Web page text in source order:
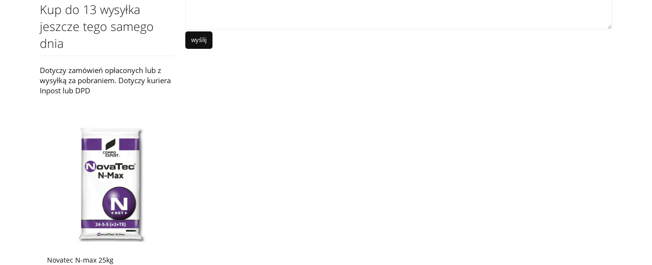
Kup do 13 wysyłka
jeszcze tego samego
dnia
Dotyczy zamówień opłaconych lub z
wysyłką za pobraniem. Dotyczy kuriera
Inpost lub DPD
Novatec N-max 25kg
wyślij